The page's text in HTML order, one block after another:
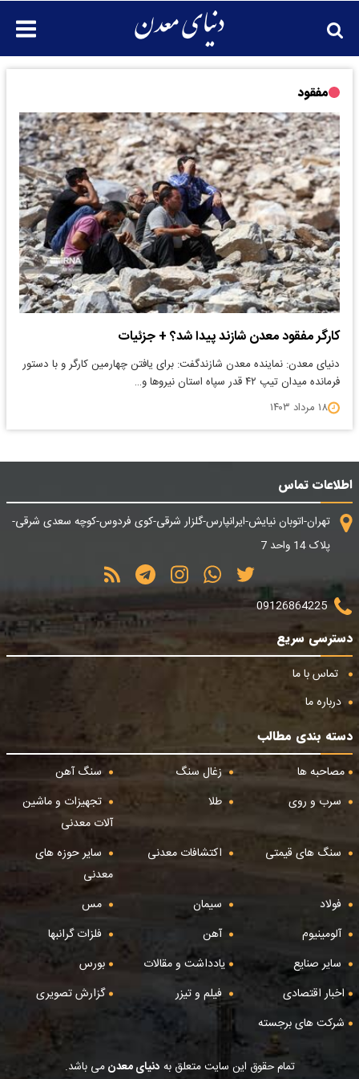
مفقود
کارگر مفقود معدن شازند پیدا شد؟ + جزئیات
دنیای معدن: نماینده معدن شازندگفت: برای یافتن چهارمین کارگر و با دستور
فرمانده میدان تیپ ۴۲ قدر سپاه استان نیرو‌ها و…
۱۸ مرداد ۱۴۰۳
اطلاعات تماس
تهران-اتوبان نیایش-ایرانپارس-گلزار شرقی-کوی فردوس-کوچه سعدی شرقی-
پلاک 14 واحد 7
09126864225
دسترسی سریع
تماس با ما
درباره ما
دسته بندی مطالب
مصاحبه ها
زغال سنگ
سنگ آهن
سرب و روی
طلا
تجهیزات و ماشین
آلات معدنی
سنگ های قیمتی
اکتشافات معدنی
سایر حوزه های
معدنی
فولاد
سیمان
مس
آلومینیوم
آهن
فلزات گرانبها
سایر صنایع
یادداشت و مقالات
بورس
اخبار اقتصادی
فیلم و تیزر
گزارش تصویری
شرکت های برجسته
تمام حقوق این سایت متعلق به دنیای معدنمی باشد.